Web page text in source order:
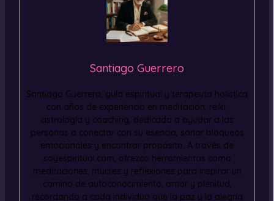
Santiago Guerrero
Santiago Guerrero, guía espiritual y terapeuta holística
con años de experiencia en meditación, reiki,
astrología y coaching, dedicada a ayudar a las
personas a conectar con su esencia, sanar bloqueos
emocionales y encontrar propósito. A través de
soyespiritual.com, ofrezco herramientas como
meditaciones, rituales y reflexiones para inspirar un
camino de autoconocimiento, amor y plenitud,
recordando a cada individuo que la paz y la alegría